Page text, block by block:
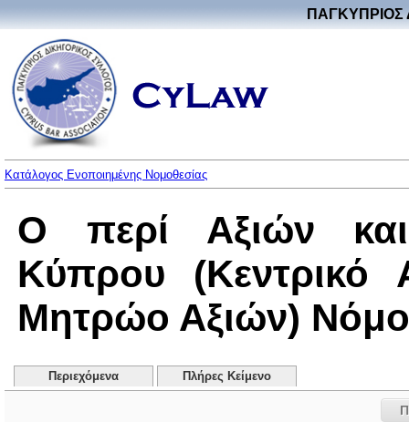
ΠΑΓΚΥΠΡΙΟΣ
Κατάλογος Ενοποιημένης Νομοθεσίας
Ο περί Αξιών και
Κύπρου (Κεντρικό
Μητρώο Αξιών)
Περιεχόμενα Πλήρες Κείμενο